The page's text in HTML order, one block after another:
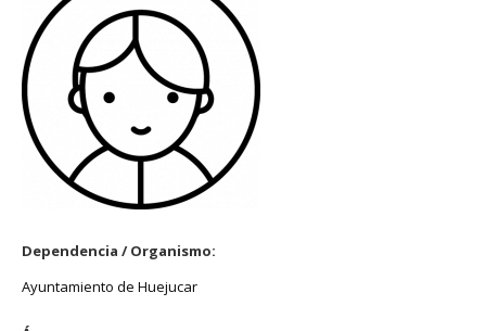
Dependencia / Organismo:
Ayuntamiento de Huejucar